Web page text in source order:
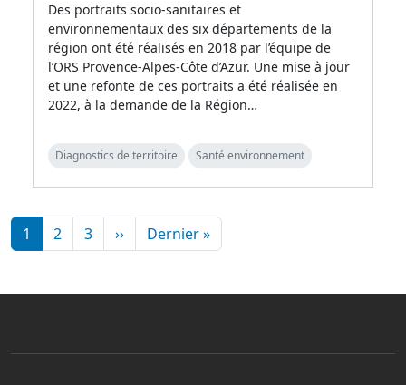
Des portraits socio-sanitaires et
environnementaux des six départements de la
région ont été réalisés en 2018 par l’équipe de
l’ORS Provence-Alpes-Côte d’Azur. Une mise à jour
et une refonte de ces portraits a été réalisée en
2022, à la demande de la Région…
Diagnostics de territoire Santé environnement
Pagination
1 2 3 ››Page suivante
Dernier »Dernière page